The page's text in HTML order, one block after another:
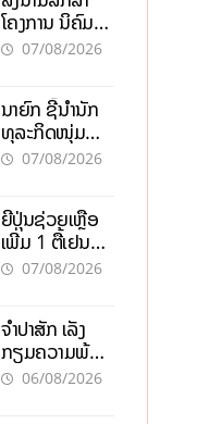
ໂຄງການ ນິຄົມ
ອຸດສາຫະກຳ
150 ລ້ານໂດລາ,
ສ້າງວຽກ 5.000
ຕຳແໜ່ງ
07/08/2026
ນາຍົກ ຊີ້ນຳນັກ
ທຸລະກິດໜຸ່ມ
ຕ້ອງນຳໜ້າແກ້
ສາກົນ, ຫັນສູ່ດິຈິ
ຕອນ
07/08/2026
ຍີ່ປຸ່ນຊ່ວຍເຫຼືອ
ເພີ່ມ 1 ຕື້ເຢນ
ອັບເກຣດ
ເຕີບໂຕ
07/08/2026
ຈຳປາສັກ ເລັ່ງ
ກຽມຄວາມພ້ອມ
“ປີທ່ອງທ່ຽວ
06/08/2026